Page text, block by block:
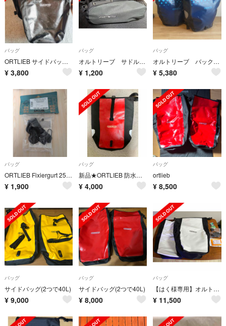
バッグ
ORTLIEB サイドバッグ 2点セット
¥ 3,800
バッグ
オルトリーブ サドルバッグL
¥ 1,200
バッグ
オルトリーブ バックローラークラシックデザイン ドッツ ペア パニアバッグ
¥ 5,380
バッグ
ORTLIEB Fixiergurt 25mm Zip-City
¥ 1,900
バッグ
新品★ORTLIEB 防水バッグ 大容量 レッド/ブラック
¥ 4,000
バッグ
ortlieb
¥ 8,500
バッグ
サイドバッグ(2つで40L)
¥ 9,000
バッグ
サイドバッグ(2つで40L)
¥ 8,000
バッグ
【はく様専用】オルトリーブ バックローラー シティ サイドバッグ ホワイト
¥ 11,500